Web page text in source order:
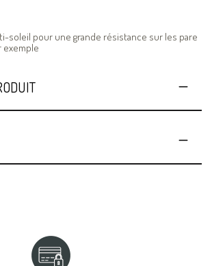
soleil pour une grande résistance sur les pare
exemple